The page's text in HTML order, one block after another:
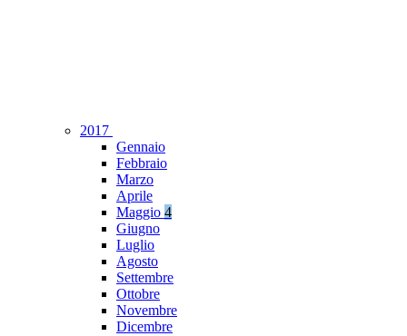
2017
Gennaio
Febbraio
Marzo
Aprile
Maggio 4
Giugno
Luglio
Agosto
Settembre
Ottobre
Novembre
Dicembre